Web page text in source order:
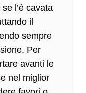
l’è cavata
il
sempre
Per
avanti le
nel miglior